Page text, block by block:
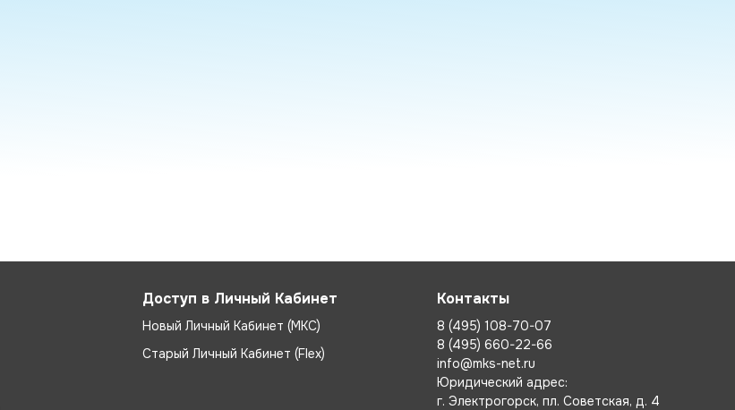
Доступ в Личный Кабинет
Новый Личный Кабинет (МКС)
Старый Личный Кабинет (Flex)
Контакты
8 (495) 108-70-07
8 (495) 660-22-66
info@mks-net.ru
Юридический адрес:
г. Электрогорск, пл. Советская, д. 4